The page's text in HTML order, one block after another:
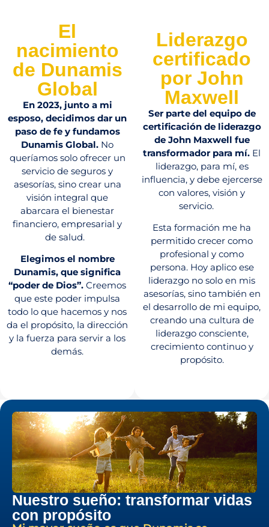
El
nacimiento
de Dunamis
Global
En 2023, junto a mi
esposo, decidimos dar un
paso de fe y fundamos
Dunamis Global. No
queríamos solo ofrecer un
servicio de seguros y
asesorías, sino crear una
visión integral que
abarcara el bienestar
financiero, empresarial y
de salud.
Elegimos el nombre
Dunamis, que significa
“poder de Dios”. Creemos
que este poder impulsa
todo lo que hacemos y nos
da el propósito, la dirección
y la fuerza para servir a los
demás.
Liderazgo
certificado
por John
Maxwell
Ser parte del equipo de
certificación de liderazgo
de John Maxwell fue
transformador para mí. El
liderazgo, para mí, es
influencia, y debe ejercerse
con valores, visión y
servicio.
Esta formación me ha
permitido crecer como
profesional y como
persona. Hoy aplico ese
liderazgo no solo en mis
asesorías, sino también en
el desarrollo de mi equipo,
creando una cultura de
liderazgo consciente,
crecimiento continuo y
propósito.
Nuestro sueño: transformar vidas
con propósito